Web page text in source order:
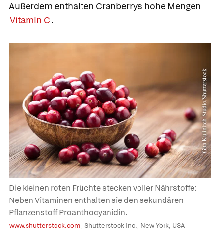
Außerdem enthalten Cranberrys hohe Mengen
Vitamin C.
Die kleinen roten Früchte stecken voller Nährstoffe:
Neben Vitaminen enthalten sie den sekundären
Pflanzenstoff Proanthocyanidin.
www.shutterstock.com, Shutterstock Inc., New York, USA